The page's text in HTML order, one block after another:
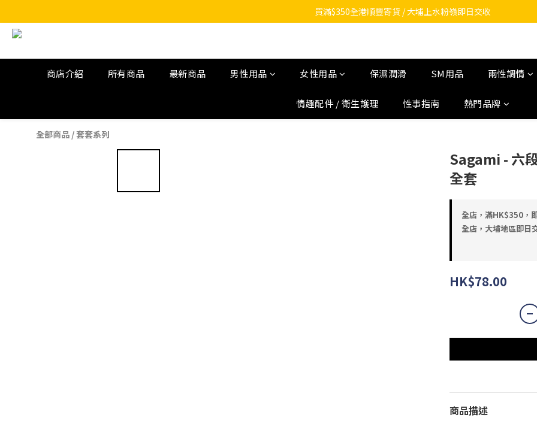
買滿$350全港順豐寄貨 / 大埔上水粉嶺即日交收
商店介紹 所有商品 最新商品 男性用品 女性用品 保濕潤滑 SM用品 兩性調情
情趣配件 / 衛生護理 性事指南 熱門品牌
全部商品 /套套系列
Sagami - 六
全套
全店，滿HK$350，
全店，大埔地區即日
HK$78.00
商品描述